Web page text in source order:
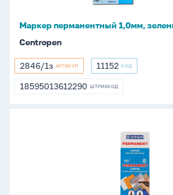
Маркер перманентный 1,0мм,
Centropen
2846/1з
2846/1з АРТИКУЛ 11152
11152 КОД
18595013612290
18595013612290 ШТРИХКОД